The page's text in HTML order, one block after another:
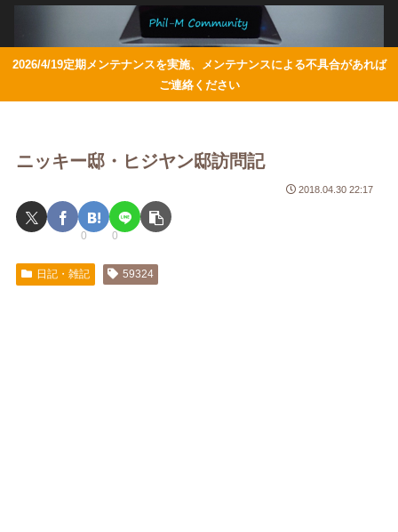
2026/4/19定期メンテナンスを実施、メンテナンスによる不具合があれば
ご連絡ください
ニッキー邸・ヒジヤン邸訪問記
2018.04.30 22:17
0 0
日記・雑記 59324